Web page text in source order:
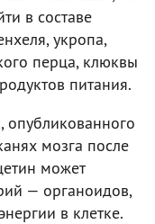
в составе
укропа,
перца, клюквы
питания.
, опубликованного
мозга после
может
— органоидов,
в клетке.